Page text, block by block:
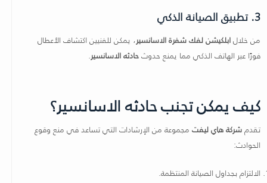
3. تطبيق الصيانة الذكي
من خلالابلكيشن لفك شفرة الاسانسير، يمكن للفنيين اكتشاف الأعطال
فورًا عبر الهاتف الذكي مما يمنع حدوثحادثه الاسانسير.
كيف يمكن تجنب حادثه الاسانسير؟
تقدمشركة هاي ليفت مجموعة من الإرشادات التي تساعد في منع وقوع
الحوادث:
الالتزام بجداول الصيانة المنتظمة.